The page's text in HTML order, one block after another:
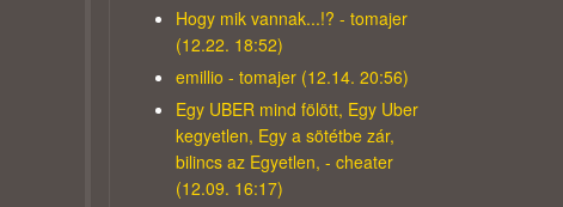
Hogy mik vannak...!? - tomajer
(12.22. 18:52)
emillio - tomajer (12.14. 20:56)
Egy UBER mind fölött, Egy Uber
kegyetlen, Egy a sötétbe zár,
bilincs az Egyetlen, - cheater
(12.09. 16:17)